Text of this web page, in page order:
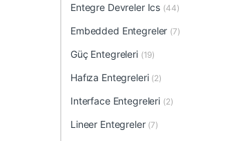
Entegre Devreler Ics (44)
Embedded Entegreler (7)
Güç Entegreleri (19)
Hafıza Entegreleri (2)
Interface Entegreleri (2)
Lineer Entegreler (7)